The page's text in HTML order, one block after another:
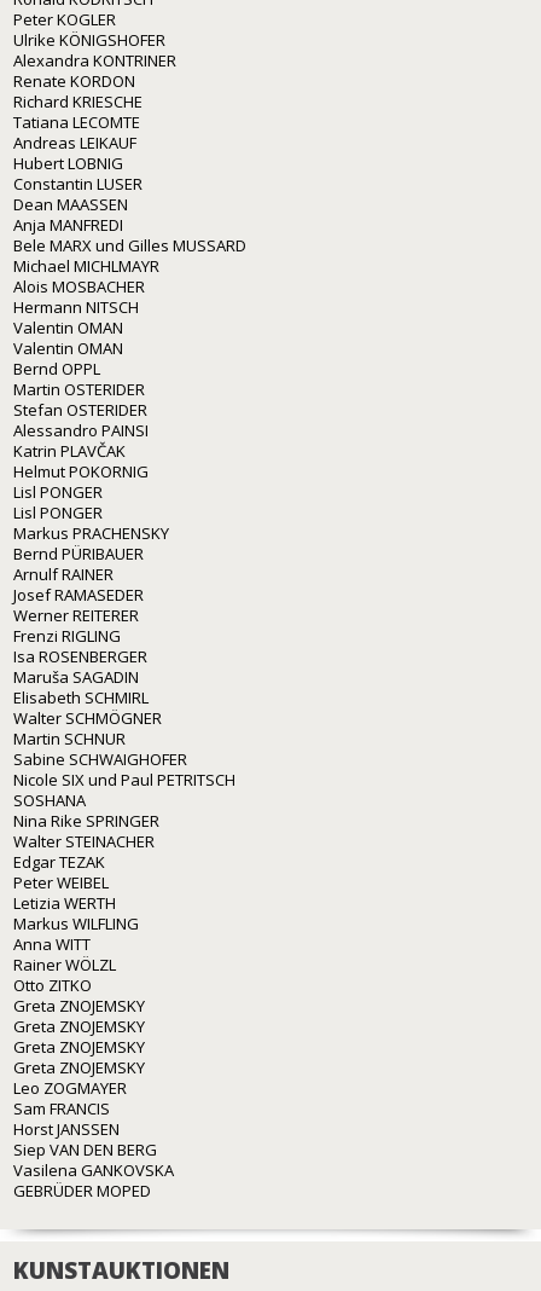
Peter KOGLER
Ulrike KÖNIGSHOFER
Alexandra KONTRINER
Renate KORDON
Richard KRIESCHE
Tatiana LECOMTE
Andreas LEIKAUF
Hubert LOBNIG
Constantin LUSER
Dean MAASSEN
Anja MANFREDI
Bele MARX und Gilles MUSSARD
Michael MICHLMAYR
Alois MOSBACHER
Hermann NITSCH
Valentin OMAN
Valentin OMAN
Bernd OPPL
Martin OSTERIDER
Stefan OSTERIDER
Alessandro PAINSI
Katrin PLAVČAK
Helmut POKORNIG
Lisl PONGER
Lisl PONGER
Markus PRACHENSKY
Bernd PÜRIBAUER
Arnulf RAINER
Josef RAMASEDER
Werner REITERER
Frenzi RIGLING
Isa ROSENBERGER
Maruša SAGADIN
Elisabeth SCHMIRL
Walter SCHMÖGNER
Martin SCHNUR
Sabine SCHWAIGHOFER
Nicole SIX und Paul PETRITSCH
SOSHANA
Nina Rike SPRINGER
Walter STEINACHER
Edgar TEZAK
Peter WEIBEL
Letizia WERTH
Markus WILFLING
Anna WITT
Rainer WÖLZL
Otto ZITKO
Greta ZNOJEMSKY
Greta ZNOJEMSKY
Greta ZNOJEMSKY
Greta ZNOJEMSKY
Leo ZOGMAYER
Sam FRANCIS
Horst JANSSEN
Siep VAN DEN BERG
Vasilena GANKOVSKA
GEBRÜDER MOPED
KUNSTAUKTIONEN